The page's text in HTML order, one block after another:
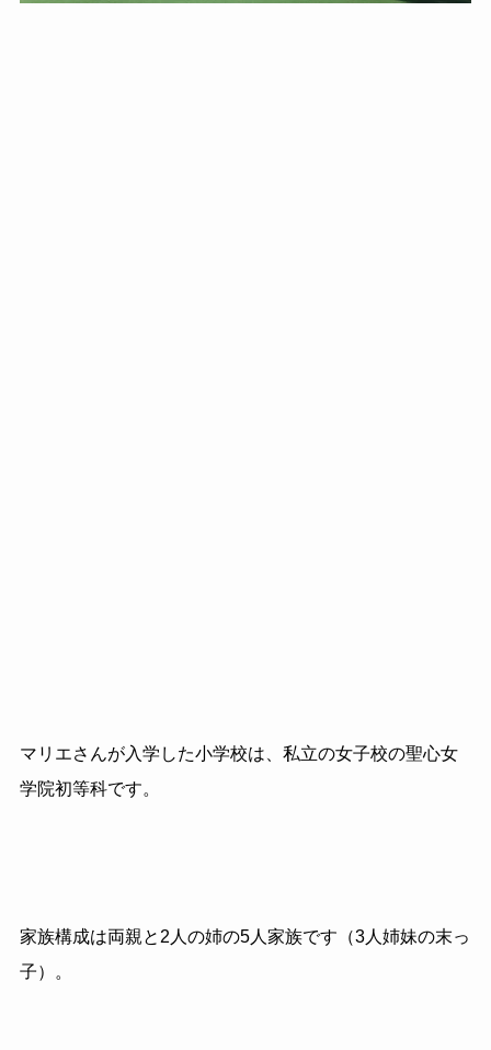
マリエさんが入学した小学校は、私立の女子校の聖心女
学院初等科です。
家族構成は両親と2人の姉の5人家族です（3人姉妹の末っ
子）。